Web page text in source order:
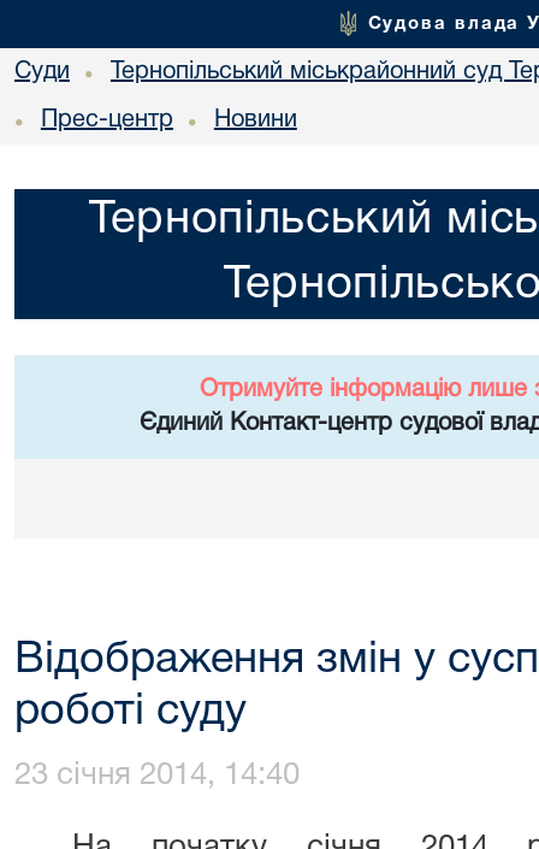
Судова влада
Суди • Тернопільський міськрайонний суд
• Прес-центр • Новини
Тернопільський
Отримуйте інформацію лише
Єдиний Контакт-центр судової
Відображення змін у
роботі суду
23 січня 2014, 14:40